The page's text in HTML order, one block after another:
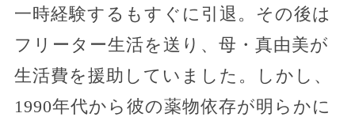
一時経験するもすぐに引退。その後は
フリーター生活を送り、母・真由美が
生活費を援助していました。しかし、
1990年代から彼の薬物依存が明らかに